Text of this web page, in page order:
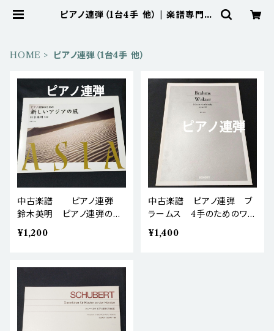
ピアノ連弾（1台4手 他） | 楽譜専門の
HOME ピアノ連弾（1台4手 他）
中古楽譜 ピアノ連弾
鈴木英明 ピアノ連弾のた
めの 新しいアジアの風 棚
BASEa5
¥1,200
中古楽譜 ピアノ連弾 ブ
ラームス 4手のためのワル
ツ集 作品39 Schott社
棚BASEa4
¥1,400